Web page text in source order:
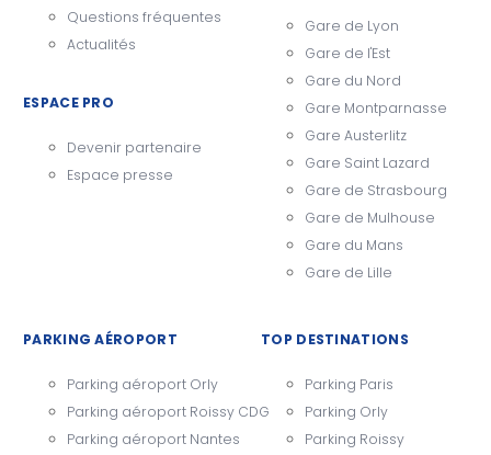
Questions fréquentes
Actualités
ESPACE PRO
Devenir partenaire
Espace presse
Gare de Lyon
Gare de l'Est
Gare du Nord
Gare Montparnasse
Gare Austerlitz
Gare Saint Lazard
Gare de Strasbourg
Gare de Mulhouse
Gare du Mans
Gare de Lille
PARKING AÉROPORT
Parking aéroport Orly
Parking aéroport Roissy CDG
Parking aéroport Nantes
TOP DESTINATIONS
Parking Paris
Parking Orly
Parking Roissy